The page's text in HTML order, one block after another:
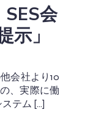
SES会
示」
会社より10
、実際に働
テム […]